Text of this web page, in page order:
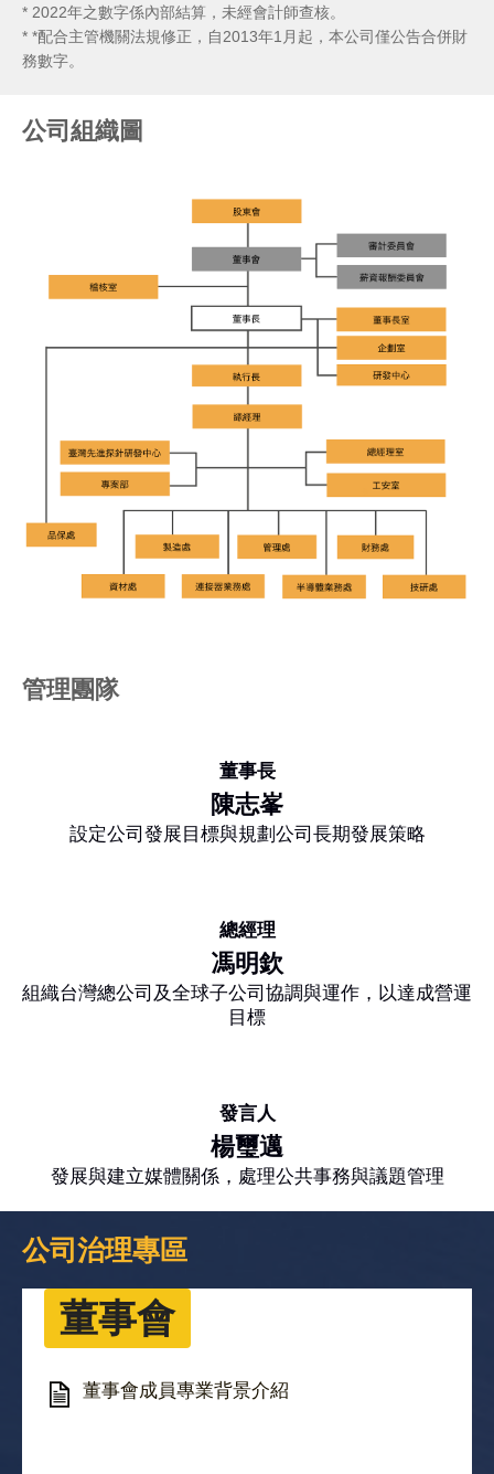
* 2022年之數字係內部結算，未經會計師查核。
* *配合主管機關法規修正，自2013年1月起，本公司僅公告合併財
務數字。
公司組織圖
管理團隊
董事長
陳志峯
設定公司發展目標與規劃公司長期發展策略
總經理
馮明欽
組織台灣總公司及全球子公司協調與運作，以達成營運
目標
發言人
楊璽邁
發展與建立媒體關係，處理公共事務與議題管理
公司治理專區
董事會
董事會成員專業背景介紹